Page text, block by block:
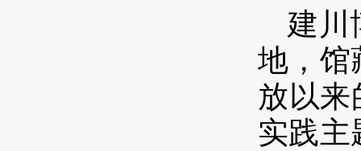
建川
地，馆
放以来
实践主